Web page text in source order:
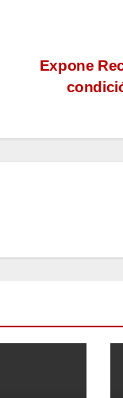
Expone